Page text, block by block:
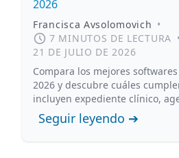
2026
Francisca Avsolomovich •
7 MINUTOS DE LECTURA •
21 DE JULIO DE 2026
Compara los mejores
2026 y descubre cuáles
incluyen expediente clínico,
digitales.
Seguir leyendo ➔